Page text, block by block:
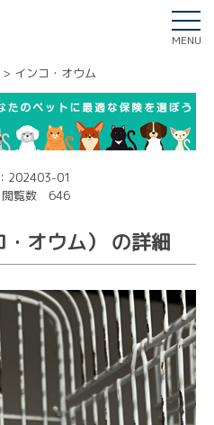
MENU
インコ・オウム
202403-01
閲覧数 646
オウム） の詳細